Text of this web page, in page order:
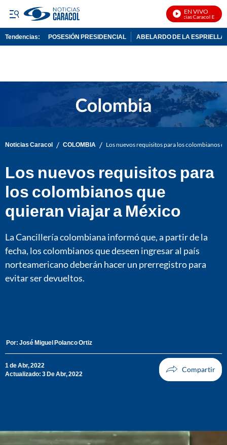
EN VIVO
Noticias Caracol En Vivo
Tendencias: POSESIÓN PRESIDENCIAL ABELARDO DE LA ESPRIELLA
Noticias Caracol / COLOMBIA / Los nuevos requisitos para los colombianos
Los nuevos requisitos para
los colombianos que
quieran viajar a México
La Cancillería colombiana informó que, a partir de la
fecha, los colombianos que deseen ingresar al país
norteamericano deberán hacer un prerregistro para
evitar ser devueltos.
Por: José Miguel Polanco Ortiz
1 de Abr, 2022
Actualizado: 3 De Abr, 2022